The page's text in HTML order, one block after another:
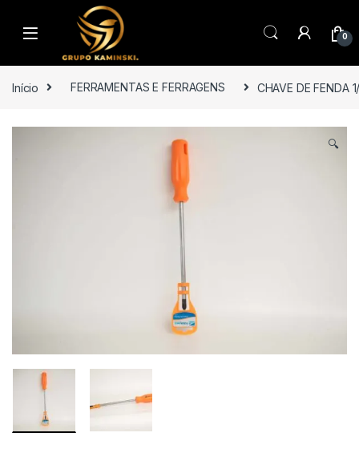
Saltar para navegação
Pular para o conteúdo
0
Início FERRAMENTAS E FERRAGENS CHAVE DE FENDA
🔍